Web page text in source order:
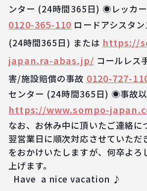
ンター (24時間365日) ◉レッカ
0120-365-110 ロードアシスタ
(24時間365日) または https://
japan.ra-abas.jp/ コールレス
害/施設賠償の事故 0120-727-
センター (24時間365日) ◉事故
https://www.sompo-
なお、お休み中に頂いたご連絡に
翌営業日に順次対応させていただ
をおかけいたしますが、何卒よろ
上げます。
Have a nice vacation ♪